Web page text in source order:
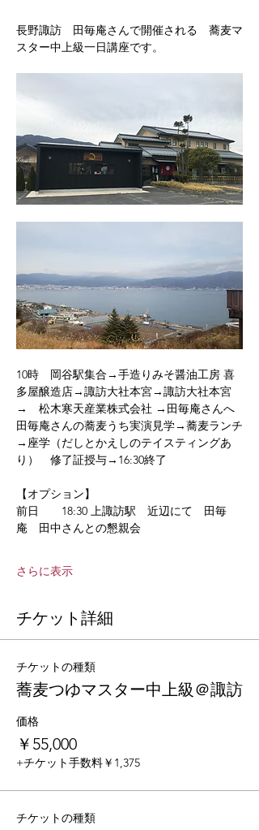
長野諏訪　田毎庵さんで開催される　蕎麦マ
スター中上級一日講座です。
10時　岡谷駅集合→手造りみそ醤油工房 喜
多屋醸造店→諏訪大社本宮→諏訪大社本宮
→　松木寒天産業株式会社 →田毎庵さんへ
田毎庵さんの蕎麦うち実演見学→蕎麦ランチ
→座学（だしとかえしのテイスティングあ
り）　修了証授与→16:30終了
【オプション】
前日　　18:30 上諏訪駅　近辺にて　田毎
庵　田中さんとの懇親会
さらに表示
チケット詳細
チケットの種類
蕎麦つゆマスター中上級＠諏訪
価格
￥55,000
+チケット手数料￥1,375
チケットの種類